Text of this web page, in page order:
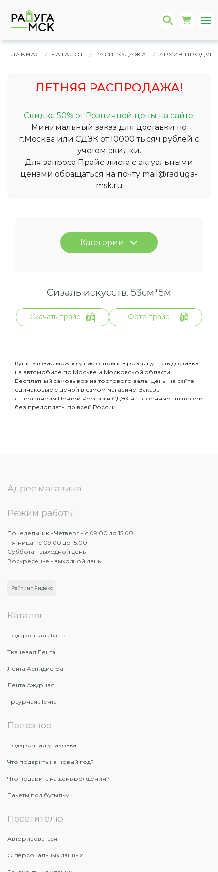
ГЛАВНАЯ / КАТАЛОГ / РАСПРОДАЖА! / АРХИВ
ЛЕТНЯЯ РАСПРОДАЖА!
Скидка 50% от Розничной цены на сайте.
Минимальный заказ для доставки по
г.Москва или СДЭК от 10000 тысяч рублей с
учетом скидки.
Для запроса Прайс-листа с актуальными
ценами обращаться на почту mail@raduga-
msk.ru
Категории
Сизаль искусств. 53см*5м
Скачать прайс Фото прайс
Купить товар можно у нас оптом и в розницу. Есть доставка
на автомобиле по Москве и Московской области.
Бесплатный самовывоз из торгового зала. Цены на сайте
одинаковые с ценой в самом магазине. Заказы
отправляеим Почтой России и СДЭК наложенным платежом
без предоплаты по всей России.
Адрес магазина
Режим работы
Понедельник - Четверг - с 09:00 до 15:00
Пятница - с 09:00 до 15:00
Суббота - выходной день
Воскресенье - выходной день
Рейтинг Яндекс
Каталог
Подарочная Лента
Тканевая Лента
Лента Аспидистра
Лента Ажурная
Траурная Лента
Полезное
Подарочная упаковка
Что подарить на новый год?
Что подарить на день рождения?
Пакеты под бутылку
Посетителю
Авторизоваться
О персональных данных